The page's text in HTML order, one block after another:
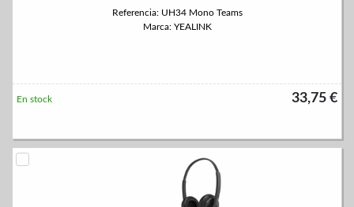
Referencia: UH34 Mono Teams
Marca: YEALINK
33,75 €
En stock